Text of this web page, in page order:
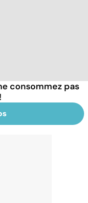
consommez pas